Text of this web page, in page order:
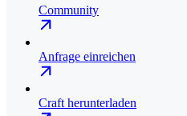
Community
Anfrage einreichen
Craft herunterladen